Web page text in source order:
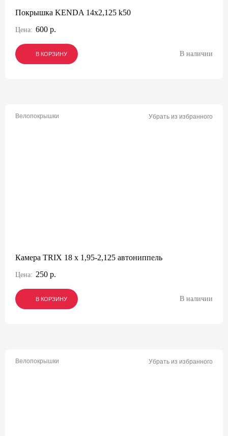
Покрышка KENDA 14х2,125 k50
Цена: 600 р.
В КОРЗИНУ
В КОРЗИНУ
В КОРЗИНУ В наличии
Велопокрышки Убрать из избранного
Камера TRIX 18 x 1,95-2,125 автониппель
Цена: 250 р.
В КОРЗИНУ
В КОРЗИНУ
В КОРЗИНУ В наличии
Велопокрышки Убрать из избранного